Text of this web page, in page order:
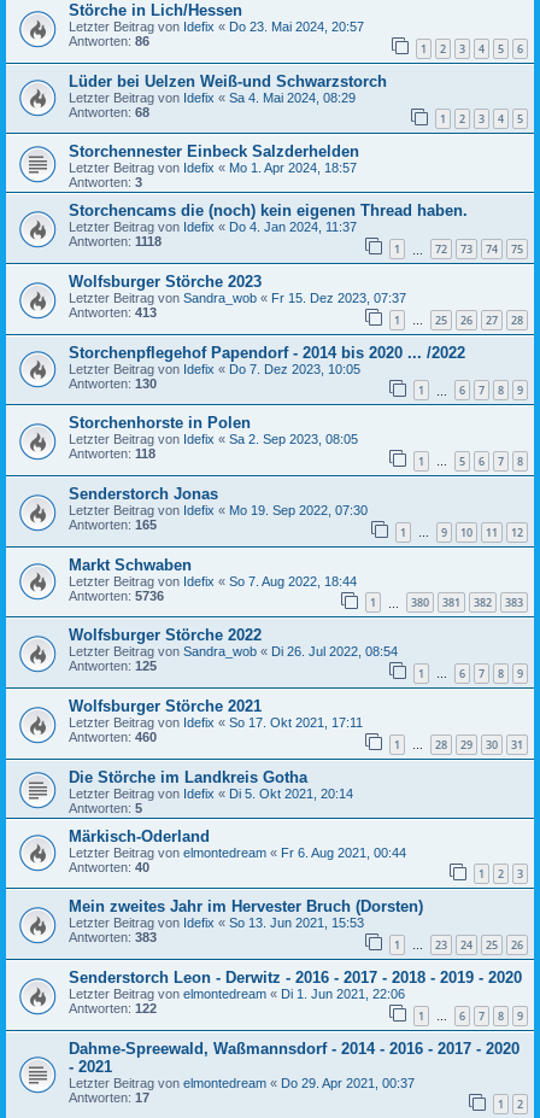
Störche in Lich/Hessen
Letzter Beitrag von Idefix « Do 23. Mai 2024, 20:57
Antworten: 86 1 2 3 4 5 6
Lüder bei Uelzen Weiß-und Schwarzstorch
Letzter Beitrag von Idefix « Sa 4. Mai 2024, 08:29
Antworten: 68 1 2 3 4 5
Storchennester Einbeck Salzderhelden
Letzter Beitrag von Idefix « Mo 1. Apr 2024, 18:57
Antworten: 3
Storchencams die (noch) kein eigenen Thread haben.
Letzter Beitrag von Idefix « Do 4. Jan 2024, 11:37
Antworten: 1118 1 72 73 74 75
Wolfsburger Störche 2023
Letzter Beitrag von Sandra_wob « Fr 15. Dez 2023, 07:37
Antworten: 413 1 … 25 26 27 28
Storchenpflegehof Papendorf - 2014 bis 2020 ... /2022
Letzter Beitrag von Idefix « Do 7. Dez 2023, 10:05
Antworten: 130 1 6 7 8 9
Storchenhorste in Polen
Letzter Beitrag von Idefix « Sa 2. Sep 2023, 08:05
Antworten: 118 1 … 5 6 7 8
Senderstorch Jonas
Letzter Beitrag von Idefix « Mo 19. Sep 2022, 07:30
Antworten: 165 1 … 9 10 11 12
Markt Schwaben
Letzter Beitrag von Idefix « So 7. Aug 2022, 18:44
Antworten: 5736 1 380 381 382 383
Wolfsburger Störche 2022
Letzter Beitrag von Sandra_wob « Di 26. Jul 2022, 08:54
Antworten: 125 1 … 6 7 8 9
Wolfsburger Störche 2021
Letzter Beitrag von Idefix « So 17. Okt 2021, 17:11
Antworten: 460 1 … 28 29 30 31
Die Störche im Landkreis Gotha
Letzter Beitrag von Idefix « Di 5. Okt 2021, 20:14
Antworten: 5
Märkisch-Oderland
Letzter Beitrag von elmontedream « Fr 6. Aug 2021, 00:44
Antworten: 40 1 2 3
Mein zweites Jahr im Hervester Bruch (Dorsten)
Letzter Beitrag von Idefix « So 13. Jun 2021, 15:53
Antworten: 383 1 … 23 24 25 26
Senderstorch Leon - Derwitz - 2016 - 2017 - 2018 - 2019 - 2020
Letzter Beitrag von elmontedream « Di 1. Jun 2021, 22:06
Antworten: 122 1 6 7 8 9
Dahme-Spreewald, Waßmannsdorf - 2014 - 2016 - 2017 - 2020
- 2021
Letzter Beitrag von elmontedream « Do 29. Apr 2021, 00:37
Antworten: 17 1 2